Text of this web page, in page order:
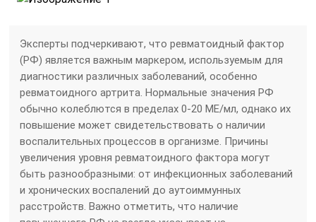
Эксперты подчеркивают, что ревматоидный фактор
(РФ) является важным маркером, используемым для
диагностики различных заболеваний, особенно
ревматоидного артрита. Нормальные значения РФ
обычно колеблются в пределах 0-20 МЕ/мл, однако их
повышение может свидетельствовать о наличии
воспалительных процессов в организме. Причины
увеличения уровня ревматоидного фактора могут
быть разнообразными: от инфекционных заболеваний
и хронических воспалений до аутоиммунных
расстройств. Важно отметить, что наличие